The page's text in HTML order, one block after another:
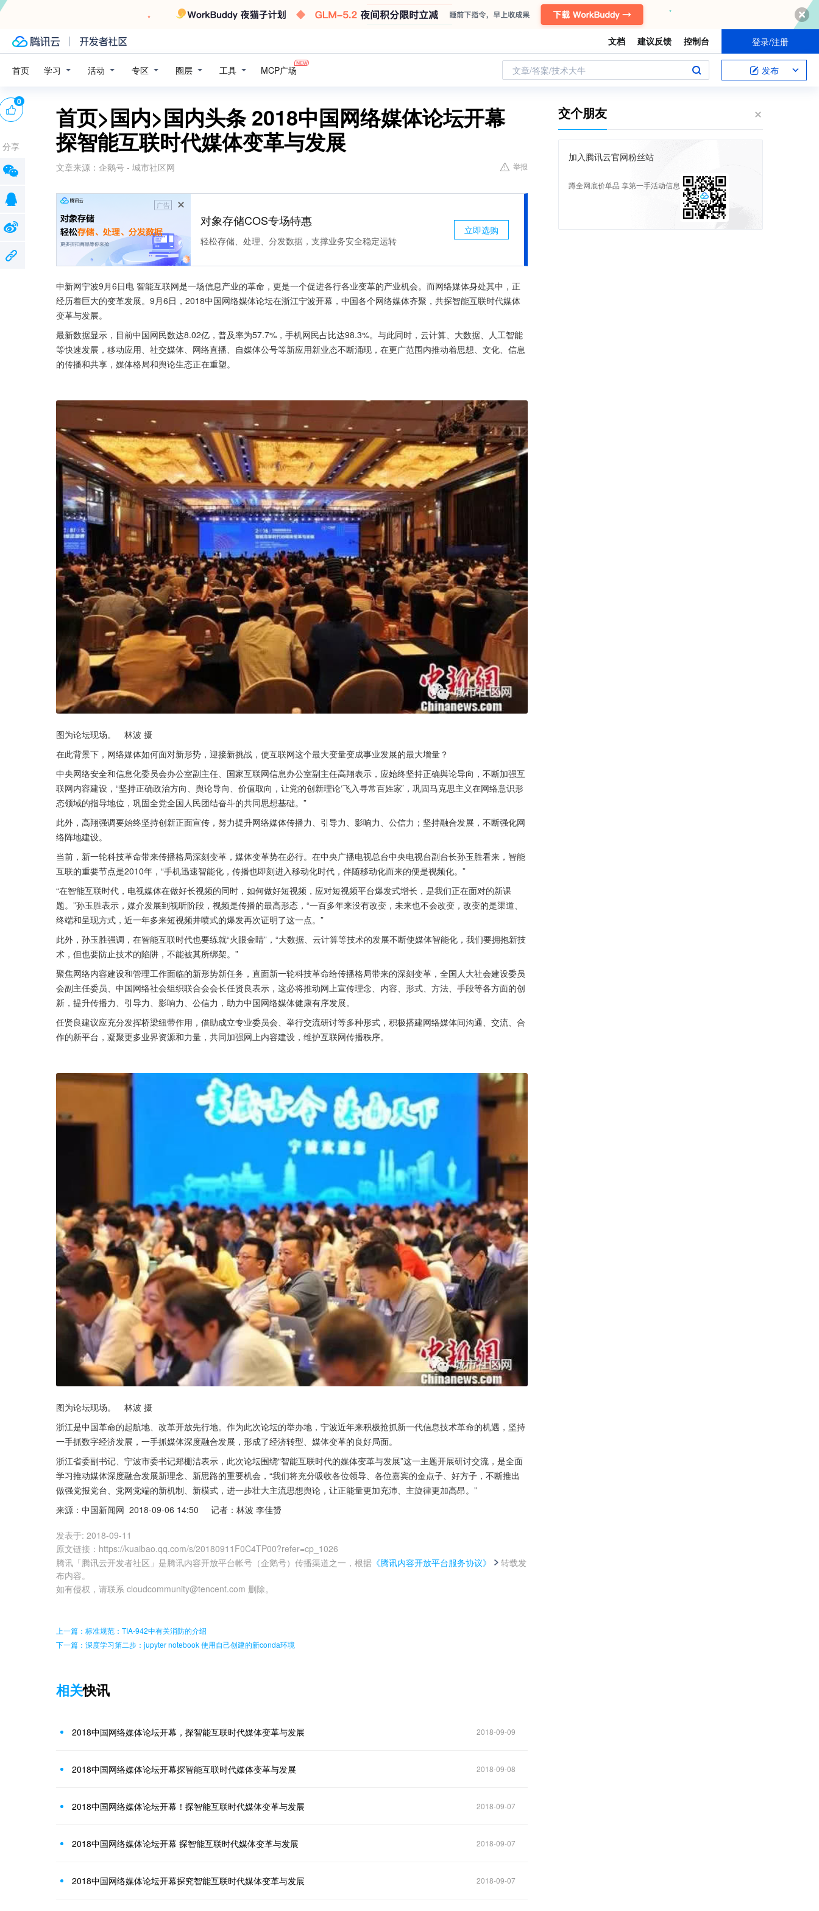
文档 建议反馈 控制台 登录/注册
首页 学习 活动 专区 圈层 工具 MCP广场 文章/答案/技术大牛 发布
首页>国内>国内头条 2018中国网络媒体论坛开幕
探智能互联时代媒体变革与发展
文章来源： 企鹅号 - 城市社区网 举报
广告
对象存储COS专场特惠
轻松存储、处理、分发数据，支撑业务安全稳定运转
立即选购
中新网宁波9月6日电 智能互联网是一场信息产业的革命，更是一个促进各行各业变革的产业机会。而网络媒体身处其中，正
经历着巨大的变革发展。9月6日，2018中国网络媒体论坛在浙江宁波开幕，中国各个网络媒体齐聚，共探智能互联时代媒体
变革与发展。
最新数据显示，目前中国网民数达8.02亿，普及率为57.7%，手机网民占比达98.3%。与此同时，云计算、大数据、人工智能
等快速发展，移动应用、社交媒体、网络直播、自媒体公号等新应用新业态不断涌现，在更广范围内推动着思想、文化、信息
的传播和共享，媒体格局和舆论生态正在重塑。
图为论坛现场。　林波 摄
在此背景下，网络媒体如何面对新形势，迎接新挑战，使互联网这个最大变量变成事业发展的最大增量？
中央网络安全和信息化委员会办公室副主任、国家互联网信息办公室副主任高翔表示，应始终坚持正确與论导向，不断加强互
联网内容建设，“坚持正确政治方向、舆论导向、价值取向，让党的创新理论‘飞入寻常百姓家’，巩固马克思主义在网络意识形
态领域的指导地位，巩固全党全国人民团结奋斗的共同思想基础。”
此外，高翔强调要始终坚持创新正面宣传，努力提升网络媒体传播力、引导力、影响力、公信力；坚持融合发展，不断强化网
络阵地建设。
当前，新一轮科技革命带来传播格局深刻变革，媒体变革势在必行。在中央广播电视总台中央电视台副台长孙玉胜看来，智能
互联的重要节点是2010年，“手机迅速智能化，传播也即刻进入移动化时代，伴随移动化而来的便是视频化。”
“在智能互联时代，电视媒体在做好长视频的同时，如何做好短视频，应对短视频平台爆发式增长，是我们正在面对的新课
题。”孙玉胜表示，媒介发展到视听阶段，视频是传播的最高形态，“一百多年来没有改变，未来也不会改变，改变的是渠道、
终端和呈现方式，近一年多来短视频井喷式的爆发再次证明了这一点。”
此外，孙玉胜强调，在智能互联时代也要练就“火眼金睛”，“大数据、云计算等技术的发展不断使媒体智能化，我们要拥抱新技
术，但也要防止技术的陷阱，不能被其所绑架。”
聚焦网络内容建设和管理工作面临的新形势新任务，直面新一轮科技革命给传播格局带来的深刻变革，全国人大社会建设委员
会副主任委员、中国网络社会组织联合会会长任贤良表示，这必将推动网上宣传理念、内容、形式、方法、手段等各方面的创
新，提升传播力、引导力、影响力、公信力，助力中国网络媒体健康有序发展。
任贤良建议应充分发挥桥梁纽带作用，借助成立专业委员会、举行交流研讨等多种形式，积极搭建网络媒体间沟通、交流、合
作的新平台，凝聚更多业界资源和力量，共同加强网上内容建设，维护互联网传播秩序。
图为论坛现场。　林波 摄
浙江是中国革命的起航地、改革开放先行地。作为此次论坛的举办地，宁波近年来积极抢抓新一代信息技术革命的机遇，坚持
一手抓数字经济发展，一手抓媒体深度融合发展，形成了经济转型、媒体变革的良好局面。
浙江省委副书记、宁波市委书记郑栅洁表示，此次论坛围绕“智能互联时代的媒体变革与发展”这一主题开展研讨交流，是全面
学习推动媒体深度融合发展新理念、新思路的重要机会，“我们将充分吸收各位领导、各位嘉宾的金点子、好方子，不断推出
做强党报党台、党网党端的新机制、新模式，进一步壮大主流思想舆论，让正能量更加充沛、主旋律更加高昂。”
来源：中国新闻网  2018-09-06 14:50     记者：林波 李佳赟
发表于: 2018-09-11
原文链接 ： https://kuaibao.qq.com/s/20180911F0C4TP00?refer=cp_1026
腾讯「腾讯云开发者社区」是腾讯内容开放平台帐号（企鹅号）传播渠道之一，根据 《腾讯内容开放平台服务协议》
转载发
布内容。
如有侵权，请联系 cloudcommunity@tencent.com 删除。
0
分享
上一篇：标准规范：TIA-942中有关消防的介绍
下一篇：深度学习第二步：jupyter notebook 使用自己创建的新conda环境
相关快讯
2018中国网络媒体论坛开幕，探智能互联时代媒体变革与发展 2018-09-09
2018中国网络媒体论坛开幕探智能互联时代媒体变革与发展 2018-09-08
2018中国网络媒体论坛开幕！探智能互联时代媒体变革与发展 2018-09-07
2018中国网络媒体论坛开幕 探智能互联时代媒体变革与发展 2018-09-07
2018中国网络媒体论坛开幕探究智能互联时代媒体变革与发展 2018-09-07
交个朋友
加入腾讯云官网粉丝站
蹲全网底价单品 享第一手活动信息